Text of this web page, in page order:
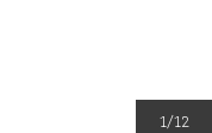
1/12